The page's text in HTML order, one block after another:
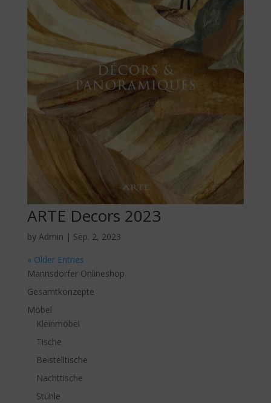
ARTE Decors 2023
by Admin | Sep. 2, 2023
« Older Entries
Mannsdörfer Onlineshop
Gesamtkonzepte
Möbel
Kleinmöbel
Tische
Beistelltische
Nachttische
Stühle